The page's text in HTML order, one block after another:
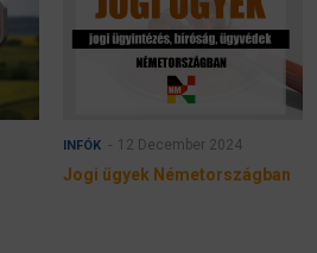
INFÓK 12 December 2024
Jogi ügyek Németországban